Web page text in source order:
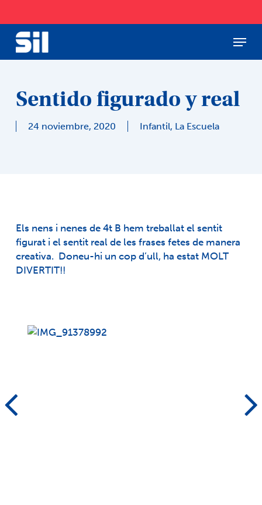
main
content
Menu
Sentido figurado y real
24 noviembre, 2020 Infantil, La Escuela
Els nens i nenes de 4t B hem treballat el sentit
figurat i el sentit real de les frases fetes de manera
creativa. Doneu-hi un cop d’ull, ha estat MOLT
DIVERTIT!!
Close
Menu